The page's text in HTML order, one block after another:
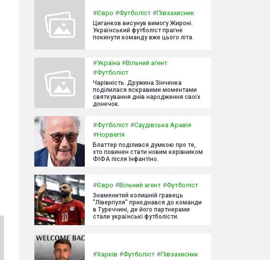
#Євро #Футболіст #Півзахисник
Циганков висунув вимогу Жироні.
Український футболіст прагне
покинути команду вже цього літа.
#Україна #Вільний агент
#Футболіст
Чарівність. Дружина Зінченка
поділилася яскравими моментами
святкування днів народження своїх
донечок.
#Футболіст #Саудівська Аравія
#Норвегія
Блаттер поділився думкою про те,
хто повинен стати новим керівником
ФІФА після Інфантіно.
#Євро #Вільний агент #Футболіст
Знаменитий колишній гравець
"Ліверпуля" приєднався до команди
в Туреччині, де його партнерами
стали українські футболісти.
#Харків #Футболіст #Півзахисник